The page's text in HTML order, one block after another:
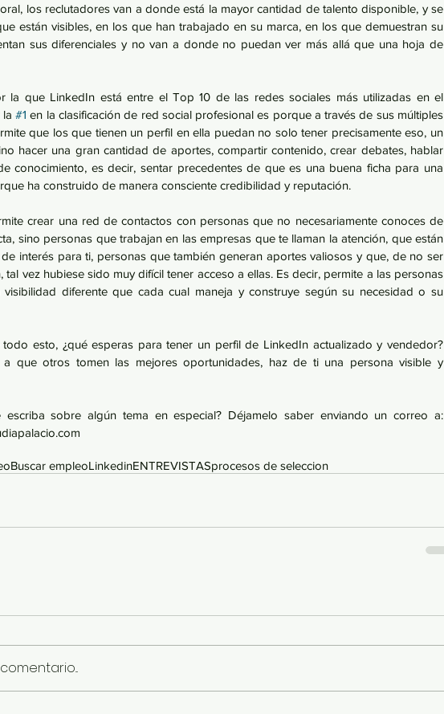
los reclutadores van a donde está la mayor cantidad de talento disponible, y se
están visibles, en los que han trabajado en su marca, en los que demuestran su
sus diferenciales y no van a donde no puedan ver más allá que una hoja de
la que LinkedIn está entre el Top 10 de las redes sociales más utilizadas en el
la #1 en la clasificación de red social profesional es porque a través de sus múltiples
que los que tienen un perfil en ella puedan no solo tener precisamente eso, un
hacer una gran cantidad de aportes, compartir contenido, crear debates, hablar
conocimiento, es decir, sentar precedentes de que es una buena ficha para una
ha construido de manera consciente credibilidad y reputación.
crear una red de contactos con personas que no necesariamente conoces de
sino personas que trabajan en las empresas que te llaman la atención, que están
interés para ti, personas que también generan aportes valiosos y que, de no ser
tal vez hubiese sido muy difícil tener acceso a ellas. Es decir, permite a las personas
visibilidad diferente que cada cual maneja y construye según su necesidad o su
esto, ¿qué esperas para tener un perfil de LinkedIn actualizado y vendedor?
a que otros tomen las mejores oportunidades, haz de ti una persona visible y
escriba sobre algún tema en especial? Déjamelo saber enviando un correo a:
Buscar empleoLinkedinENTREVISTASprocesos de seleccion